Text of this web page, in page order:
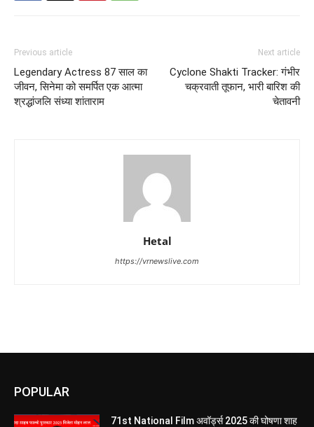
Previous article
Legendary Actress 87 साल का
जीवन, सिनेमा को समर्पित एक आत्मा
श्रद्धांजलि संध्या शांताराम
Next article
Cyclone Shakti Tracker: गंभीर
चक्रवाती तूफान, भारी बारिश की
चेतावनी
Hetal
https://vrnewslive.com
POPULAR
71st National Film अवॉर्ड्स 2025 की घोषणा शाह